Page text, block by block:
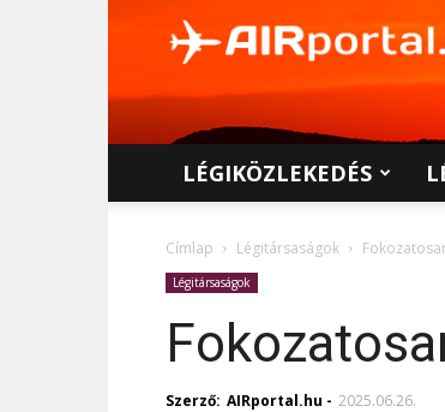
LÉGIKÖZLEKEDÉS
Címlap Légitársaságok
Légitársaságok
Szerző: AIRportal.hu - 2025.06.26.